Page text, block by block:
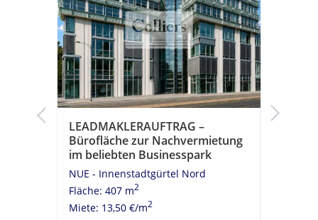
LEADMAKLERAUFTRAG –
Bürofläche zur Nachvermietung
im beliebten Businesspark
NUE - Innenstadtgürtel Nord
Fläche: 407 m2
Miete: 13,50 €/m2